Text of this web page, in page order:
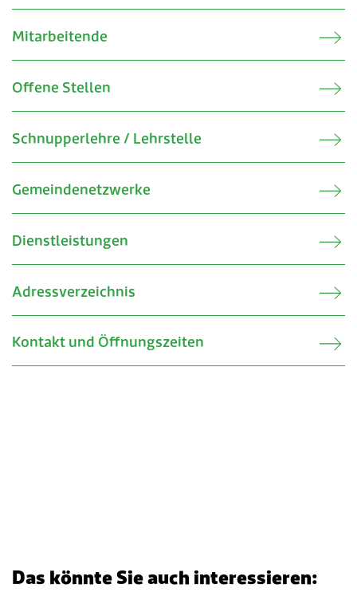
Mitarbeitende
Offene Stellen
Schnupperlehre / Lehrstelle
Gemeindenetzwerke
Dienstleistungen
Adressverzeichnis
Kontakt und Öffnungszeiten
Das könnte Sie auch interessieren: